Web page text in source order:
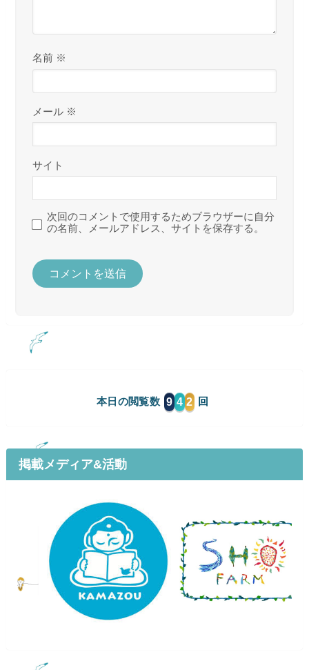
名前 ※
メール ※
サイト
次回のコメントで使用するためブラウザーに自分
の名前、メールアドレス、サイトを保存する。
本日の閲覧数 9 4 2
掲載メディア&活動